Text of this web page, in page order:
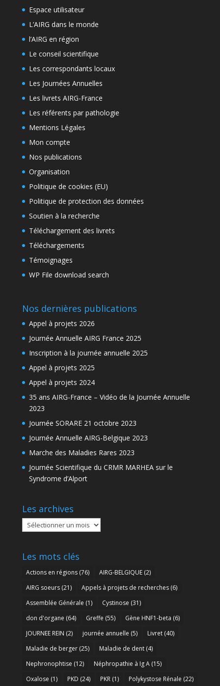
Espace utilisateur
L’AIRG dans le monde
l’AIRG en région
Le conseil scientifique
Les correspondants locaux
Les Journées Annuelles
Les livrets AIRG-France
Les référents par pathologie
Mentions Légales
Mon compte
Nos publications
Organisation
Politique de cookies (EU)
Politique de protection des données
Soutien à la recherche
Téléchargement des livrets
Téléchargements
Témoignages
WP File download search
Nos dernières publications
Appel à projets 2026
Journée Annuelle AIRG France 2025
Inscription à la journée annuelle 2025
Appel à projets 2025
Appel à projets 2024
35 ans AIRG-France – Vidéo de la Journée Annuelle
2023
Journée SORARE 21 octobre 2023
Journée Annuelle AIRG-Belgique 2023
Marche des Maladies Rares 2023
Journée Scientifique du CRMR MARHEA sur le
Syndrome d’Alport
Les archives
Les
archives
Les mots clés
Actions en régions(76) AIRG-BELGIQUE(2)
AIRG soeurs(21) Appels à projets de recherches(6)
Assemblée Générale (1) Cystinose (31)
don d'organe (64) Greffe (55) Gène HNF1-beta (6)
JOURNEE REIN (2) journée annuelle (5) Livret(40)
Maladie de berger(25) Maladie de dent(4)
Nephronophtise (12) Néphropathie à Ig A(15)
Oxalose (1) PKD (24) PKR(1) Polykystose Rénale (22)